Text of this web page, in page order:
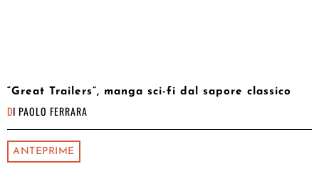
“Great Trailers”, manga sci-fi dal sapore classico
DI PAOLO FERRARA
ANTEPRIME